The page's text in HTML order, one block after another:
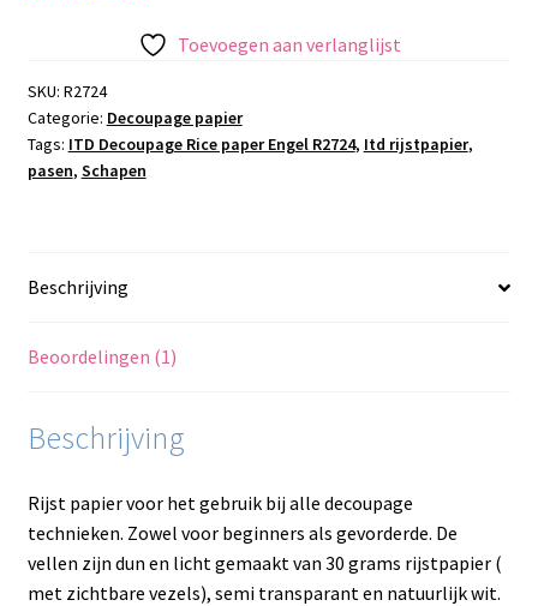
Toevoegen aan verlanglijst
SKU: R2724
Categorie: Decoupage papier
Tags: ITD Decoupage Rice paper Engel R2724, Itd rijstpapier,
pasen, Schapen
Beschrijving
Beoordelingen (1)
Beschrijving
Rijst papier voor het gebruik bij alle decoupage
technieken. Zowel voor beginners als gevorderde. De
vellen zijn dun en licht gemaakt van 30 grams rijstpapier (
met zichtbare vezels), semi transparant en natuurlijk wit.